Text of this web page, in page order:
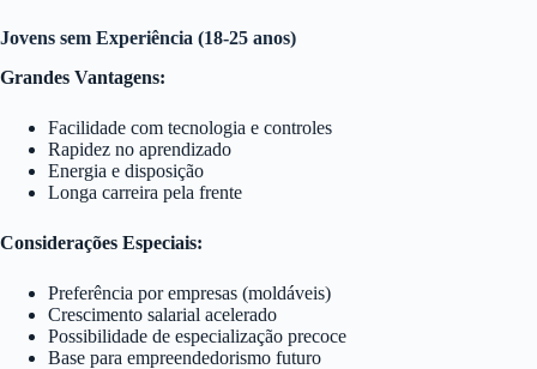
Jovens sem Experiência (18-25 anos)
Grandes Vantagens:
Facilidade com tecnologia e controles
Rapidez no aprendizado
Energia e disposição
Longa carreira pela frente
Considerações Especiais:
Preferência por empresas (moldáveis)
Crescimento salarial acelerado
Possibilidade de especialização precoce
Base para empreendedorismo futuro